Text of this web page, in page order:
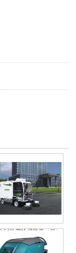
240L四輪掃路車（租）